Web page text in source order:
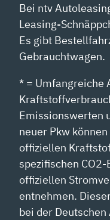
Bei ntv
Leasing-
Es gibt
Gebrauchtwagen.
* = Umfangreiche
Emissionswerten
neuer Pkw
offiziellen
spezifischen
offiziellen
entnehmen.
bei der